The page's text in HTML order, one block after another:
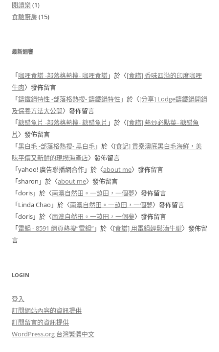
閱讀樂(1)
食驗廚房(15)
最新迴響
「咖哩食譜 -部落格熱搜- 咖哩食譜」於〈[食譜] 香味四溢的印度咖哩
牛肉〉發佈留言
「鑄鐵鍋特性 -部落格熱搜- 鑄鐵鍋特性 」於〈[分享] Lodge鑄鐵鍋開鍋
及保養方法大公開〉發佈留言
「糖醋魚片 -部落格熱搜- 糖醋魚片 」於〈[食譜] 熱炒必點菜–糖醋魚
片 〉發佈留言
「黑白毛 -部落格熱搜- 黑白毛」於〈[食記] 貢寮澳底黑白毛海鮮，美
味平價又新鮮的現撈海產店〉發佈留言
「yahoo! 廣告聯播網合作」於〈about me〉發佈留言
「sharon 」於〈about me〉發佈留言
「doris」於〈南澳自然田。一畝田，一個夢〉發佈留言
「Linda Chao 」於〈南澳自然田。一畝田，一個夢〉發佈留言
「doris」於〈南澳自然田。一畝田，一個夢〉發佈留言
「電鍋 - 8591 網頁熱搜“電鍋”」於〈[食譜] 用電鍋輕鬆滷牛腱〉發佈留
言
LOGIN
登入
訂閱網站內容的資訊提供
訂閱留言的資訊提供
WordPress.org 台灣繁體中文